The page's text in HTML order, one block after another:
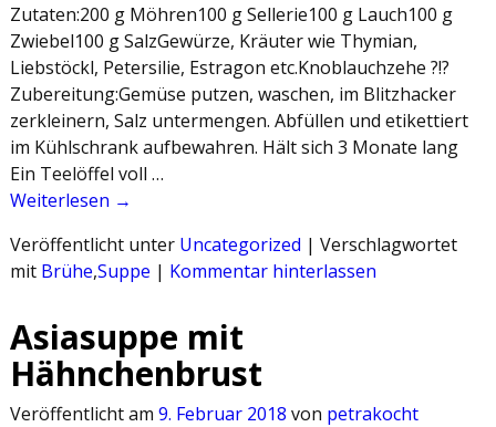
Zutaten:200 g Möhren100 g Sellerie100 g Lauch100 g
Zwiebel100 g SalzGewürze, Kräuter wie Thymian,
Liebstöckl, Petersilie, Estragon etc.Knoblauchzehe ?!?
Zubereitung:Gemüse putzen, waschen, im Blitzhacker
zerkleinern, Salz untermengen. Abfüllen und etikettiert
im Kühlschrank aufbewahren. Hält sich 3 Monate lang
Ein Teelöffel voll …
Weiterlesen →
Veröffentlicht unter Uncategorized | Verschlagwortet
mit Brühe,Suppe | Kommentar hinterlassen
Asiasuppe mit
Hähnchenbrust
Veröffentlicht am 9. Februar 2018 von petrakocht